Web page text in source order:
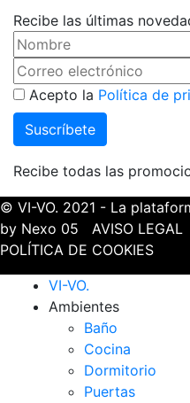
Recibe las últimas
Acepto la Política de
Recibe todas las
© VI-VO. 2021 - La
by Nexo 05
AVISO LEGAL
POLÍTICA DE COOKIES
VI-VO.
Ambientes
Baño
Cocina
Dormitorio
Puertas